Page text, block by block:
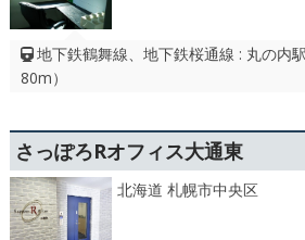
地下鉄鶴舞線、地下鉄桜通線 : 丸の内
80m）
さっぽろRオフィス大通東
北海道 札幌市中央区